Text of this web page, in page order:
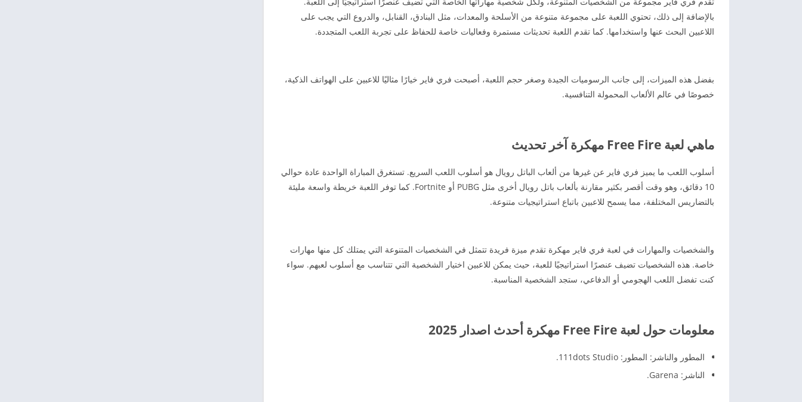
بالإضافة إلى ذلك، تحتوي اللعبة على مجموعة متنوعة من الأسلحة والمعدات، مثل البنادق، القنابل، والدروع التي يجب على
اللاعبين البحث عنها واستخدامها. كما تقدم اللعبة تحديثات مستمرة وفعاليات خاصة للحفاظ على تجربة اللعب المتجددة.
بفضل هذه الميزات، إلى جانب الرسوميات الجيدة وصغر حجم اللعبة، أصبحت فري فاير خيارًا مثاليًا للاعبين على الهواتف الذكية،
خصوصًا في عالم الألعاب المحمولة التنافسية.
ماهي لعبة Free Fire مهكرة آخر تحديث
أسلوب اللعب ما يميز فري فاير عن غيرها من ألعاب الباتل رويال هو أسلوب اللعب السريع. تستغرق المباراة الواحدة عادة حوالي
10 دقائق، وهو وقت أقصر بكثير مقارنة بألعاب باتل رويال أخرى مثل PUBG أو Fortnite. كما توفر اللعبة خريطة واسعة مليئة
بالتضاريس المختلفة، مما يسمح للاعبين باتباع استراتيجيات متنوعة.
والشخصيات والمهارات في لعبة فري فاير مهكرة تقدم ميزة فريدة تتمثل في الشخصيات المتنوعة التي يمتلك كل منها مهارات
خاصة. هذه الشخصيات تضيف عنصرًا استراتيجيًا للعبة، حيث يمكن للاعبين اختيار الشخصية التي تتناسب مع أسلوب لعبهم. سواء
كنت تفضل اللعب الهجومي أو الدفاعي، ستجد الشخصية المناسبة.
معلومات حول لعبة Free Fire مهكرة أحدث اصدار 2025
المطور والناشر: المطور: 111dots Studio.
الناشر: Garena.